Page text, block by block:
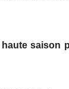
saison